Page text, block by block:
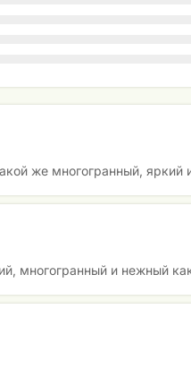
же многогранный,
многогранный и нежный